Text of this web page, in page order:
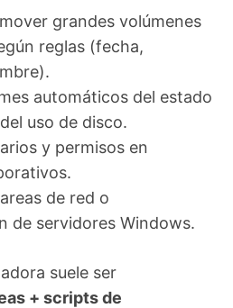
grandes volúmenes
reglas (fecha,
automáticos del estado
uso de disco.
y permisos en
de red o
de servidores Windows.
suele ser
+ scripts de